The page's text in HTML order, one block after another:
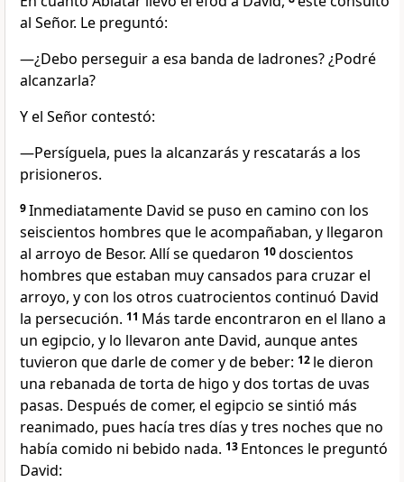
al Señor. Le preguntó:
—¿Debo perseguir a esa banda de ladrones? ¿Podré
alcanzarla?
Y el Señor contestó:
—Persíguela, pues la alcanzarás y rescatarás a los
prisioneros.
9Inmediatamente David se puso en camino con los
seiscientos hombres que le acompañaban, y llegaron
al arroyo de Besor. Allí se quedaron 10doscientos
hombres que estaban muy cansados para cruzar el
arroyo, y con los otros cuatrocientos continuó David
la persecución. 11 Más tarde encontraron en el llano a
un egipcio, y lo llevaron ante David, aunque antes
tuvieron que darle de comer y de beber: 12 le dieron
una rebanada de torta de higo y dos tortas de uvas
pasas. Después de comer, el egipcio se sintió más
reanimado, pues hacía tres días y tres noches que no
había comido ni bebido nada. 13 Entonces le preguntó
David: